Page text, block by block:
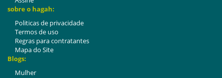
sobre o hagah:
Politicas de privacidade
Termos de uso
Regras para contratantes
Mapa do Site
Blogs:
Mulher